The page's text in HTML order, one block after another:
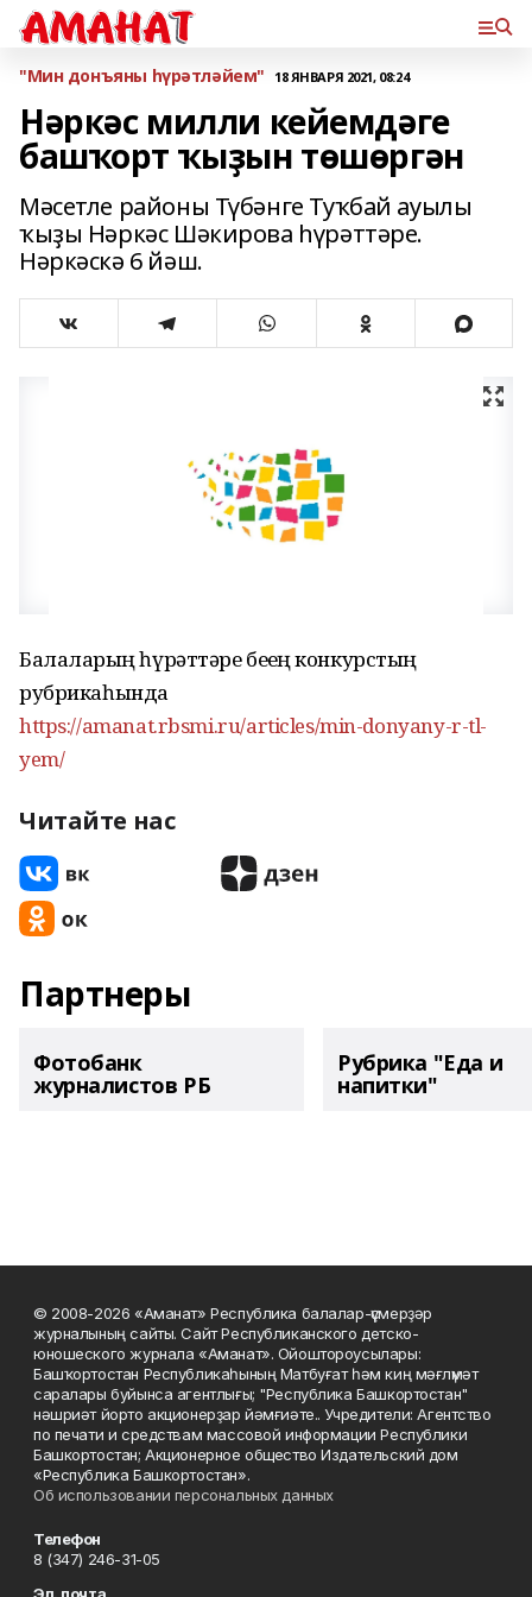
"Мин донъяны һүрәтләйем" 18 ЯНВАРЯ 2021, 08:24
Нәркәс милли кейемдәге
башҡорт ҡыҙын төшөргән
Мәсетле районы Түбәнге Туҡбай ауылы
ҡыҙы Нәркәс Шәкирова һүрәттәре.
Нәркәскә 6 йәш.
Балаларҙың һүрәттәре беҙҙең конкурстың
рубрикаһында
https://amanat.rbsmi.ru/articles/min-donyany-r-tl-
yem/
Читайте нас
Партнеры
Фотобанк
журналистов РБ
Рубрика "Еда и
напитки"
© 2008-2026 «Аманат» Республика балалар-үҫмерҙәр
журналының сайты. Сайт Республиканского детско-
юношеского журнала «Аманат». Ойоштороусылары:
Башҡортостан Республикаһының Матбуғат һәм киң мәғлүмәт
саралары буйынса агентлығы; "Республика Башкортостан"
нәшриәт йорто акционерҙар йәмғиәте.. Учредители: Агентство
по печати и средствам массовой информации Республики
Башкортостан; Акционерное общество Издательский дом
«Республика Башкортостан».
Об использовании персональных данных
Телефон
8 (347) 246-31-05